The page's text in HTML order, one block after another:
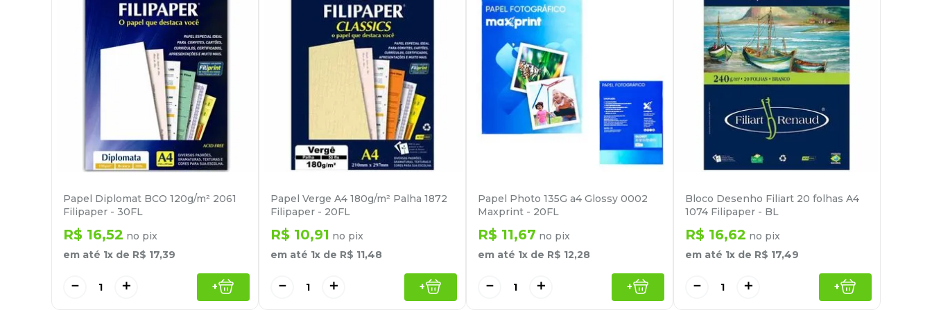
Papel Diplomat BCO 120g/m² 2061
Filipaper - 30FL
R$ 16,52 no pix
em até 1x de R$ 17,39
＋
－ +
Papel Verge A4 180g/m² Palha 1872
Filipaper - 20FL
R$ 10,91 no pix
em até 1x de R$ 11,48
＋
－ +
Papel Photo 135G a4 Glossy 0002
Maxprint - 20FL
R$ 11,67 no pix
em até 1x de R$ 12,28
＋
－ +
Bloco Desenho Filiart 20 folhas A4
1074 Filipaper - BL
R$ 16,62 no pix
em até 1x de R$ 17,49
＋
－ +